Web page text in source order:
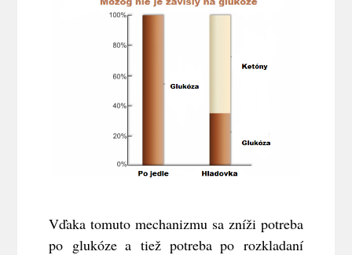
Vďaka tomuto mechanizmu sa zníži potreba
po glukóze a tiež potreba po rozkladaní